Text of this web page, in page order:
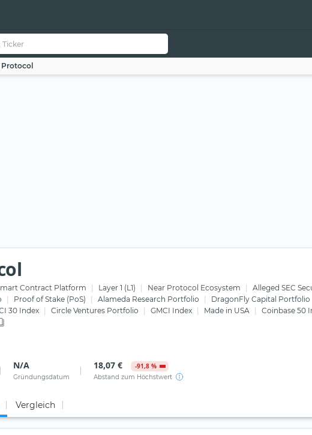
Protocol
Contract Platform Layer 1 (L1) Near Protocol Ecosystem Alleged SEC
Proof of Stake (PoS) Alameda Research Portfolio DragonFly Capital Portfolio
30 Index Circle Ventures Portfolio GMCI Index Made in USA Coinbase 50
N/A
Gründungsdatum
18,07 € -91,8 %
Abstand zum Höchstwert
Vergleich